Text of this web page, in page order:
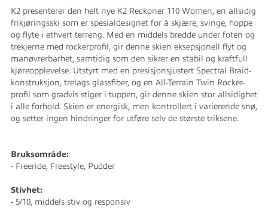
K2 presenterer den helt nye K2 Reckoner 110 Women, en allsidig
frikjøringsski som er spesialdesignet for å skjære, svinge, hoppe
og flyte i ethvert terreng. Med en middels bredde under foten og
trekjerne med rockerprofil, gir denne skien eksepsjonell flyt og
manøvrerbarhet, samtidig som den sikrer en stabil og kraftfull
kjøreopplevelse. Utstyrt med en presisjonsjustert Spectral Braid-
konstruksjon, trelags glassfiber, og en All-Terrain Twin Rocker-
profil som gradvis stiger i tuppen, gir denne skien stor allsidighet
i alle forhold. Skien er energisk, men kontrollert i varierende snø,
og setter ingen hindringer for utføre selv de største triksene.
Bruksområde:
- Freeride, Freestyle, Pudder
Stivhet:
- 5/10, middels stiv og responsiv